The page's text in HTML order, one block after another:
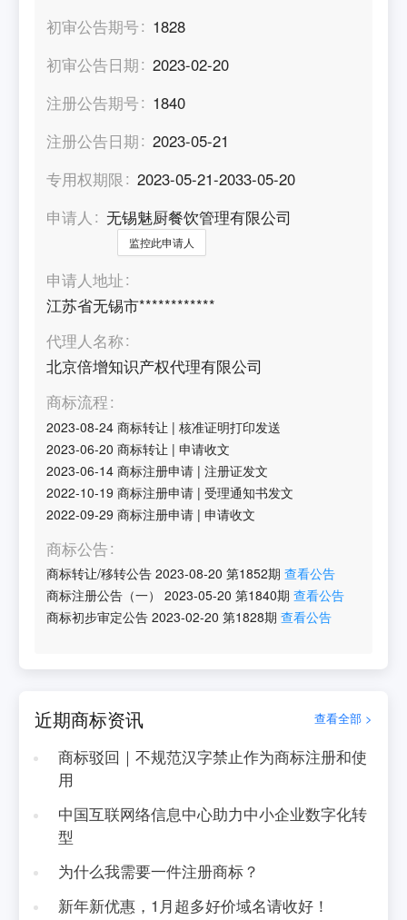
初审公告期号
1828
初审公告日期
2023-02-20
注册公告期号
1840
注册公告日期
2023-05-21
专用权期限
2023-05-21-2033-05-20
申请人
无锡魅厨餐饮管理有限公司
监控此申请人
申请人地址
江苏省无锡市************
代理人名称
北京倍增知识产权代理有限公司
商标流程
2023-08-24 商标转让 |核准证明打印发送
2023-06-20 商标转让 |申请收文
2023-06-14 商标注册申请 |注册证发文
2022-10-19 商标注册申请 |受理通知书发文
2022-09-29 商标注册申请 |申请收文
商标公告
商标转让/移转公告 2023-08-20 第1852期 查看公告
商标注册公告（一）
2023-05-20 第1840期 查看公告
商标初步审定公告 2023-02-20 第1828期 查看公告
近期商标资讯 查看全部 >
商标驳回｜不规范汉字禁止作为商标注册和使
用
中国互联网络信息中心助力中小企业数字化转
型
为什么我需要一件注册商标？
新年新优惠，1月超多好价域名请收好！